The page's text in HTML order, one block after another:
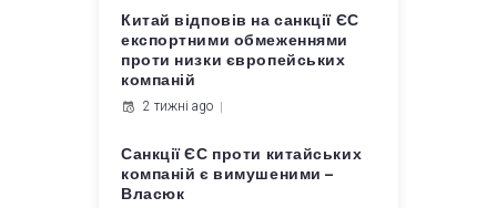
Китай відповів на санкції ЄС
експортними обмеженнями
проти низки європейських
компаній
2 тижні ago
Санкції ЄС проти китайських
компаній є вимушеними –
Власюк